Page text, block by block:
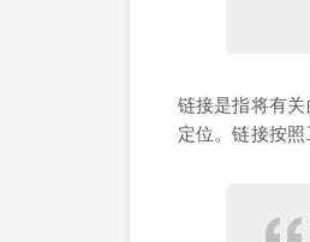
链接是指将有
定位。链接按